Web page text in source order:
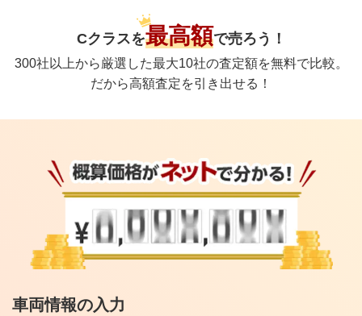
Cクラスを最高額で売ろう！
300社以上から厳選した最大10社の査定額を無料で比較。
だから高額査定を引き出せる！
車両情報の入力